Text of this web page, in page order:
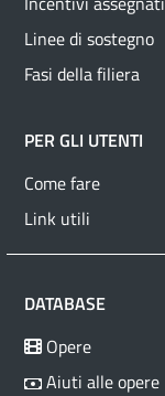
Linee di sostegno
Fasi della filiera
PER GLI UTENTI
Come fare
Link utili
DATABASE
Opere
Aiuti alle opere